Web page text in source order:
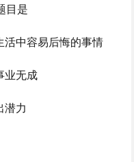
目是
中容易后悔的事情
业无成
潜力